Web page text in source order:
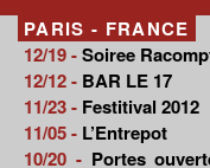
PARIS - FRANCE
12/19 -Soiree
12/12 - BAR LE 17
11/23 - Festitival 2012
11/05 - L’Entrepot
10/20 - Portes